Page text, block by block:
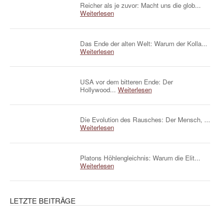
Reicher als je zuvor: Macht uns die glob...
Weiterlesen
Das Ende der alten Welt: Warum der Kolla...
Weiterlesen
USA vor dem bitteren Ende: Der
Hollywood... Weiterlesen
Die Evolution des Rausches: Der Mensch, ...
Weiterlesen
Platons Höhlengleichnis: Warum die Elit...
Weiterlesen
LETZTE BEITRÄGE